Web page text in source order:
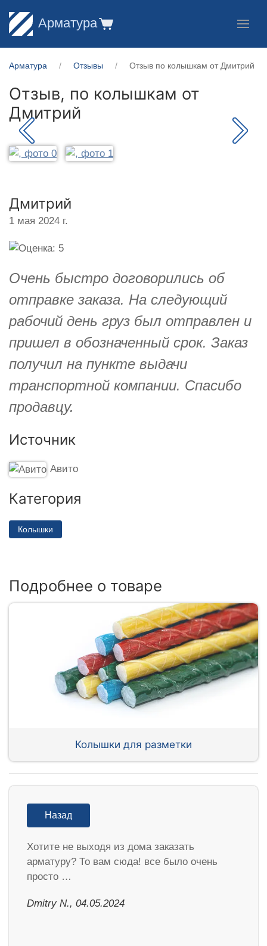
Арматура
Арматура Отзывы Отзыв по колышкам от Дмитрий
Отзыв, по колышкам от
Дмитрий
Дмитрий
1 мая 2024 г.
Очень быстро договорились об
отправке заказа. На следующий
рабочий день груз был отправлен и
пришел в обозначенный срок. Заказ
получил на пункте выдачи
транспортной компании. Спасибо
продавцу.
Источник
Авито
Категория
Колышки
Подробнее о товаре
Колышки для разметки
Назад
Хотите не выходя из дома заказать
арматуру? То вам сюда! все было очень
просто …
​Dmitry N., 04.05.2024